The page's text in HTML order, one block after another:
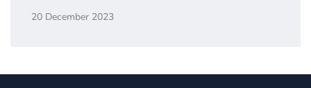
20 December 2023